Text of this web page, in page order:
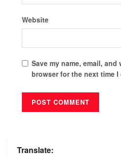
Website
Save my name, email,
browser for the next time I
Translate: